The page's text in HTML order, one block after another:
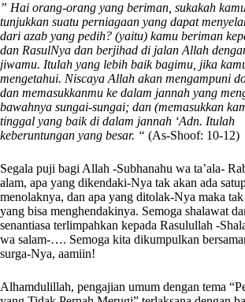
” Hai orang-orang yang beriman, sukakah
tunjukkan suatu perniagaan yang dapat
dari azab yang pedih? (yaitu) kamu beriman
dan RasulNya dan berjihad di jalan Allah
jiwamu. Itulah yang lebih baik bagimu, jika
mengetahui. Niscaya Allah akan mengampuni
dan memasukkanmu ke dalam jannah yang
bawahnya sungai-sungai; dan (memasukkan
tinggal yang baik di dalam jannah ‘Adn. Itulah
keberuntungan yang besar. “ (As-Shoof: 10-12)
Segala puji bagi Allah -Subhanahu wa ta’ala-
alam, apa yang dikendaki-Nya tak akan ada
menolaknya, dan apa yang ditolak-Nya maka tak
yang bisa menghendakinya. Semoga shalawat
senantiasa terlimpahkan kepada Rasulullah -
wa salam-…. Semoga kita dikumpulkan
surga-Nya, aamiin!
Alhamdulillah, pengajian umum dengan tema